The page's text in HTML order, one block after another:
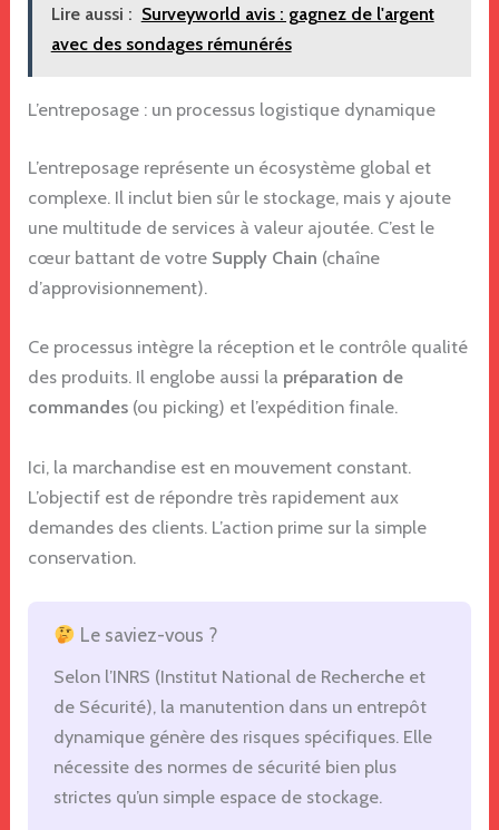
Lire aussi : Surveyworld avis : gagnez de l'argent
avec des sondages rémunérés
L’entreposage : un processus logistique dynamique
L’entreposage représente un écosystème global et
complexe. Il inclut bien sûr le stockage, mais y ajoute
une multitude de services à valeur ajoutée. C’est le
cœur battant de votre Supply Chain (chaîne
d’approvisionnement).
Ce processus intègre la réception et le contrôle qualité
des produits. Il englobe aussi la préparation de
commandes (ou picking) et l’expédition finale.
Ici, la marchandise est en mouvement constant.
L’objectif est de répondre très rapidement aux
demandes des clients. L’action prime sur la simple
conservation.
Le saviez-vous ?
Selon l’INRS (Institut National de Recherche et
de Sécurité), la manutention dans un entrepôt
dynamique génère des risques spécifiques. Elle
nécessite des normes de sécurité bien plus
strictes qu’un simple espace de stockage.